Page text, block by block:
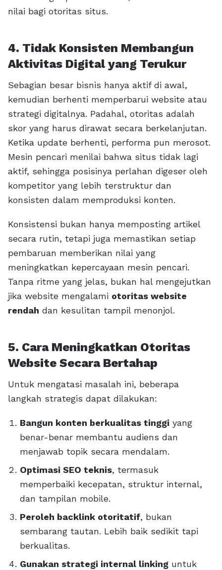
nilai bagi otoritas situs.
4. Tidak Konsisten Membangun
Aktivitas Digital yang Terukur
Sebagian besar bisnis hanya aktif di awal,
kemudian berhenti memperbarui website atau
strategi digitalnya. Padahal, otoritas adalah
skor yang harus dirawat secara berkelanjutan.
Ketika update berhenti, performa pun merosot.
Mesin pencari menilai bahwa situs tidak lagi
aktif, sehingga posisinya perlahan digeser oleh
kompetitor yang lebih terstruktur dan
konsisten dalam memproduksi konten.
Konsistensi bukan hanya memposting artikel
secara rutin, tetapi juga memastikan setiap
pembaruan memberikan nilai yang
meningkatkan kepercayaan mesin pencari.
Tanpa ritme yang jelas, bukan hal mengejutkan
jika website mengalami otoritas website
rendah dan kesulitan tampil menonjol.
5. Cara Meningkatkan Otoritas
Website Secara Bertahap
Untuk mengatasi masalah ini, beberapa
langkah strategis dapat dilakukan:
Bangun konten berkualitas tinggi yang
benar-benar membantu audiens dan
menjawab topik secara mendalam.
Optimasi SEO teknis, termasuk
memperbaiki kecepatan, struktur internal,
dan tampilan mobile.
Peroleh backlink otoritatif, bukan
sembarang tautan. Lebih baik sedikit tapi
berkualitas.
Gunakan strategi internal linking untuk